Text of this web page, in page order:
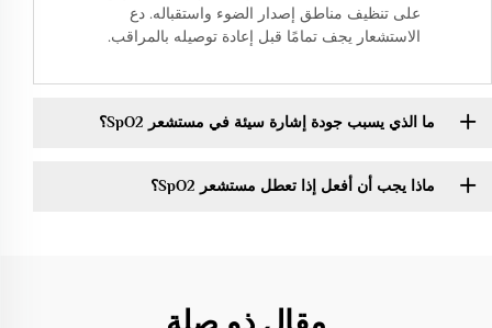
على تنظيف مناطق إصدار الضوء واستقباله. دع
الاستشعار يجف تمامًا قبل إعادة توصيله بالمراقب.
ما الذي يسبب جودة إشارة سيئة في مستشعر SpO2؟
ماذا يجب أن أفعل إذا تعطل مستشعر SpO2؟